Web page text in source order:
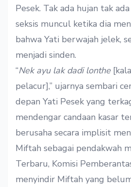
Pesek. Tak ada hujan tak
seksis muncul ketika dia
bahwa Yati berwajah jelek,
menjadi sinden.
“Nek ayu lak dadi lonthe
pelacur],” ujarnya sembari
depan Yati Pesek yang
mendengar candaan kasar
berusaha secara implisit
Miftah sebagai pendakwah
Terbaru, Komisi
menyindir Miftah yang